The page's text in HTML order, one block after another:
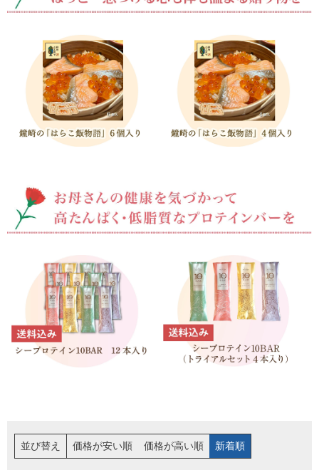
並び替え 価格が安い順 価格が高い順 新着順